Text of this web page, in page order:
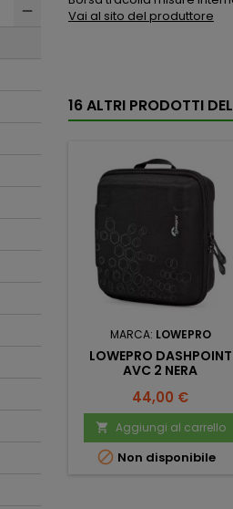
Vai al sito del produttore
16 ALTRI PRODOTTI
MARCA: LOWEPRO
LOWEPRO DASHPOINT
AVC 2 NERA
Prezzo
44,00 €
 Aggiungi al carrello
 Non disponibile